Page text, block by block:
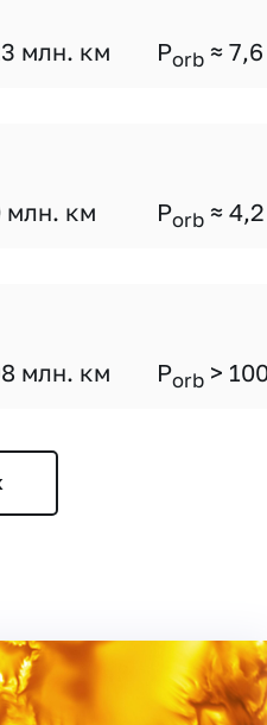
млн. км Porb ≈ 7,6
млн. км Porb ≈ 4,2
млн. км Porb >